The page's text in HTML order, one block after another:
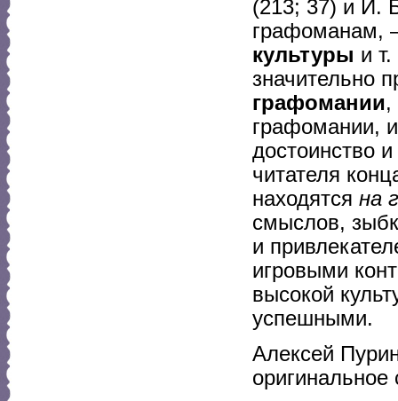
(213; 37) и И.
культуры и
значительно
графомании,
графомании,
достоинство
читателя
находятся на
смыслов,
и
игровыми
высокой
успешными.
Алексей